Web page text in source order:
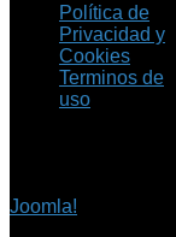
Política de
Privacidad y
Cookies
Terminos de
uso
Joomla!